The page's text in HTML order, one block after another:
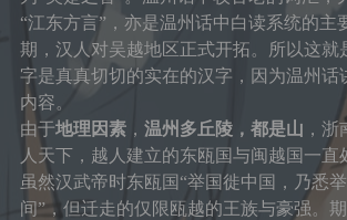
“江东方言”，亦是温州话中白读系统的主
期，汉人对吴越地区正式开拓。所以这就
字是真真切切的实在的汉字，因为温州话
内容。
由于地理因素， 温州多丘陵，都是山 ，
人天下，越人建立的东瓯国与闽越国一直
虽然汉武帝时东瓯国“举国徙中国，乃悉
间”，但迁走的仅限瓯越的王族与豪强。